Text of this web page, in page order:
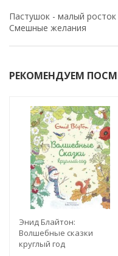
Пастушок - малый росток
Смешные желания
РЕКОМЕНДУЕМ
Энид Блайтон:
Волшебные сказки
круглый год